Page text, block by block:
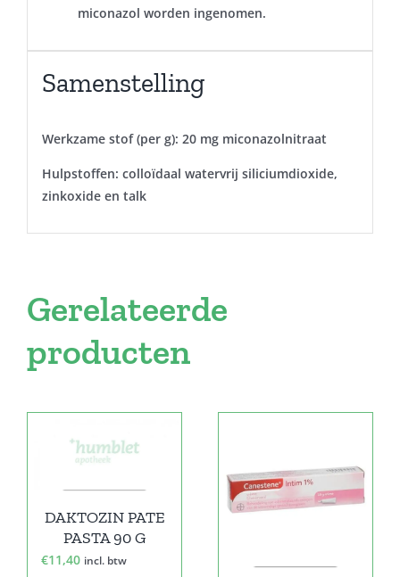
miconazol worden ingenomen.
Samenstelling
Werkzame stof (per g): 20 mg miconazolnitraat
Hulpstoffen: colloïdaal watervrij siliciumdioxide,
zinkoxide en talk
Gerelateerde
producten
DAKTOZIN PATE
PASTA 90 G
€11,40 incl. btw